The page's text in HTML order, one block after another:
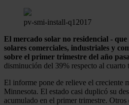
pv-smi-install-q12017
El mercado solar no residencial -
solares comerciales, industriales y
sobre el primer trimestre del año
disminución del 39% respecto al cuarto
El informe pone de relieve el creciente
Minnesota. El estado casi duplicó su
acumulado en el primer trimestre.